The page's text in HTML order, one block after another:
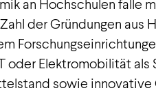
an Hochschulen falle
der Gründungen aus
Elektromobilität als
sowie